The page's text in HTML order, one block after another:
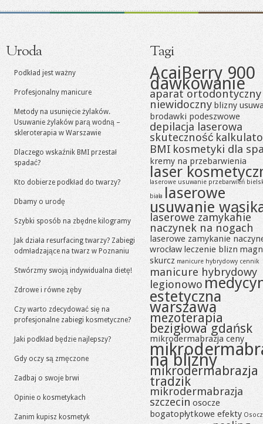
Uroda
Podkład jest ważny
Profesjonalny manicure
Metody na usunięcie żylaków.
Usuwanie żylaków parą wodną –
skleroterapia w Warszawie
Dlaczego wskaźnik BMI przestał
spadać?
Kto dobierze podkład do twarzy?
Dbamy o urodę
Szybki sposób na zbędne kilogramy
Jak działa resurfacing twarzy? Zabiegi
odmładzające na twarz w Poznaniu
Stwórzmy swoją indywidualna dietę!
Zdrowe i równe zęby
Czy warto zdecydować się na
profesjonalne zabiegi kosmetyczne?
Jaki podkład będzie najlepszy?
Gdy oczy są zmęczone
Zadbaj o swoje brwi
Opinie o kosmetykach
Zanim kupisz kosmetyk
Tagi
AcaiBerry 900
dawkowanie
aparat ortodontyczny
niewidoczny blizny
brodawki podeszwowe
depilacja laserowa
skuteczność
BMI kosmetyki dla
kremy na przebarwienia
laser
laserowe usuwanie przebarwień
biała laserowe
usuwanie
laserowe zamykanie
naczynek na nogach
laserowe zamykanie
wrocław leczenie blizn
skurcz manicure hybrydowy cennik
manicure hybrydowy
legionowo
estetyczna
warszawa
mezoterapia
bezigłowa gdańsk
mikrodermabrazja ceny
na blizny
mikrodermabrazja
tradzik
mikrodermabrazja
szczecin osocze
bogatopłytkowe efekty